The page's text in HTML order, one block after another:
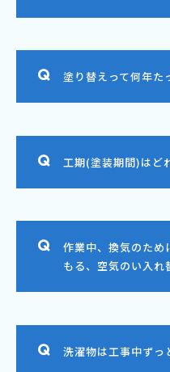
塗り替えって何年た
工期(塗装期間)はど
作業中、換気のため
もる、空気のい入れ
洗濯物は工事中ずっ